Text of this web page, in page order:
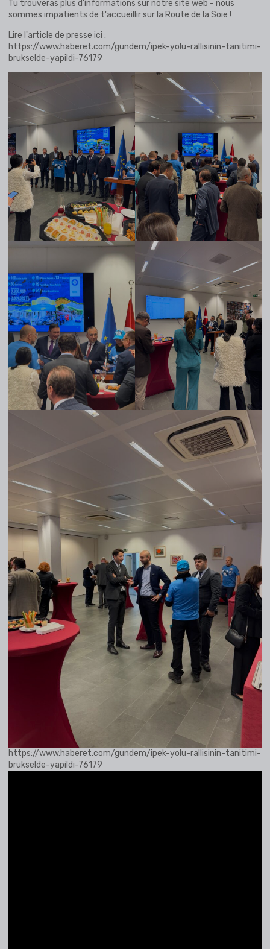
Tu trouveras plus d'informations sur notre site web - nous
sommes impatients de t'accueillir sur la Route de la Soie !
Lire l'article de presse ici :
https://www.haberet.com/gundem/ipek-yolu-rallisinin-tanitimi-
brukselde-yapildi-76179
https://www.haberet.com/gundem/ipek-yolu-rallisinin-tanitimi-
brukselde-yapildi-76179